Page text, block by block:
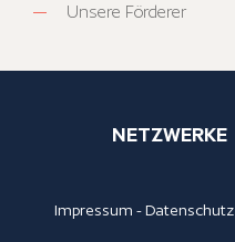
Unsere Förderer
NETZWERKE
Impressum -Datenschutz